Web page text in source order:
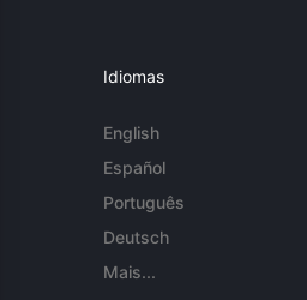
Idiomas
English
Español
Português
Deutsch
Mais...